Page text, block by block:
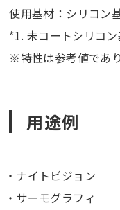
使用基材：シリコン
*1. 未コートシリコ
※特性は参考値であ
用途例
ナイトビジョン
サーモグラフィ